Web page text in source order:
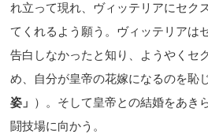
れ立って現れ、ヴィッテリアにセク
てくれるよう願う。ヴィッテリアは
告白しなかったと知り、ようやくセ
め、自分が皇帝の花嫁になるのを恥
姿」 ）。そして皇帝との結婚をあき
闘技場に向かう。